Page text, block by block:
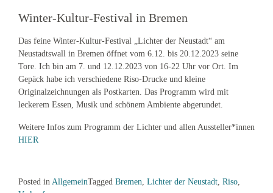
Winter-Kultur-Festival in Bremen
Das feine Winter-Kultur-Festival „Lichter der Neustadt“ am
Neustadtswall in Bremen öffnet vom 6.12. bis 20.12.2023 seine
Tore. Ich bin am 7. und 12.12.2023 von 16-22 Uhr vor Ort. Im
Gepäck habe ich verschiedene Riso-Drucke und kleine
Originalzeichnungen als Postkarten. Das Programm wird mit
leckerem Essen, Musik und schönem Ambiente abgerundet.
Weitere Infos zum Programm der Lichter und allen Aussteller*innen
HIER
Posted in AllgemeinTagged Bremen Lichter der Neustadt Riso